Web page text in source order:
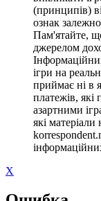
(принципів)
ознак
Пам'ятайте,
джерелом
ігри на
приймає ні в
платежів, які
азартними
які
X